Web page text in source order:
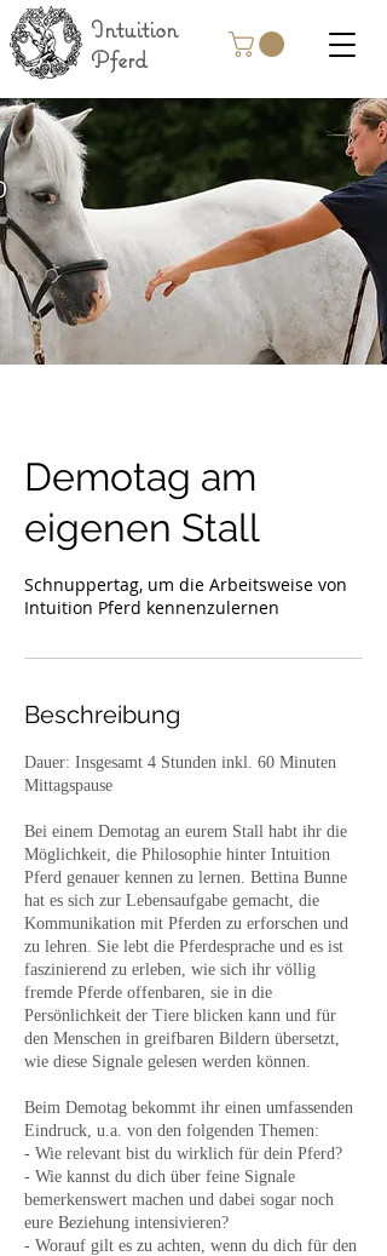
Intuition
Pferd
Demotag am
eigenen Stall
Schnuppertag, um die Arbeitsweise von
Intuition Pferd kennenzulernen
Beschreibung
Dauer: Insgesamt 4 Stunden inkl. 60 Minuten
Mittagspause
Bei einem Demotag an eurem Stall habt ihr die
Möglichkeit, die Philosophie hinter Intuition
Pferd genauer kennen zu lernen. Bettina Bunne
hat es sich zur Lebensaufgabe gemacht, die
Kommunikation mit Pferden zu erforschen und
zu lehren. Sie lebt die Pferdesprache und es ist
faszinierend zu erleben, wie sich ihr völlig
fremde Pferde offenbaren, sie in die
Persönlichkeit der Tiere blicken kann und für
den Menschen in greifbaren Bildern übersetzt,
wie diese Signale gelesen werden können.
Beim Demotag bekommt ihr einen umfassenden
Eindruck, u.a. von den folgenden Themen:
- Wie relevant bist du wirklich für dein Pferd?
- Wie kannst du dich über feine Signale
bemerkenswert machen und dabei sogar noch
eure Beziehung intensivieren?
- Worauf gilt es zu achten, wenn du dich für den